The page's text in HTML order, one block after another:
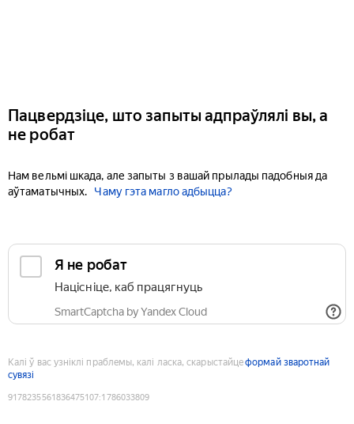
Пацвердзіце, што запыты адпраўлялі вы, а
не робат
Нам вельмі шкада, але запыты з вашай прылады падобныя да
аўтаматычных.
Чаму гэта магло адбыцца?
Я не робат
Націсніце, каб працягнуць
SmartCaptcha by Yandex Cloud
Калі ў вас узніклі праблемы, калі ласка, скарыстайцеформай зваротнай
сувязі
9178235561836475107:1786033809